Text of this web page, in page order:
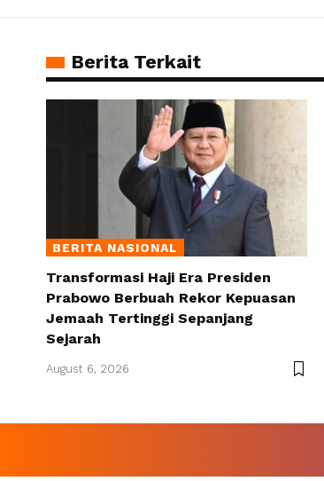
Berita Terkait
BERITA NASIONAL
Transformasi Haji Era Presiden
Prabowo Berbuah Rekor Kepuasan
Jemaah Tertinggi Sepanjang
Sejarah
August 6, 2026